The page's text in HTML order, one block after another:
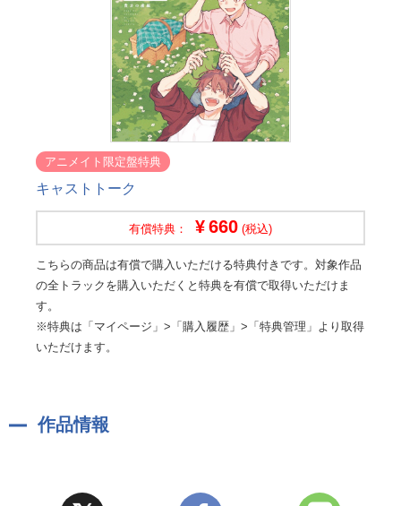
アニメイト限定盤特典
キャストトーク
有償特典： 660 (税込)
こちらの商品は有償で購入いただける特典付きです。対象作品
の全トラックを購入いただくと特典を有償で取得いただけま
す。
※特典は「マイページ」>「購入履歴」>「特典管理」より取得
いただけます。
作品情報